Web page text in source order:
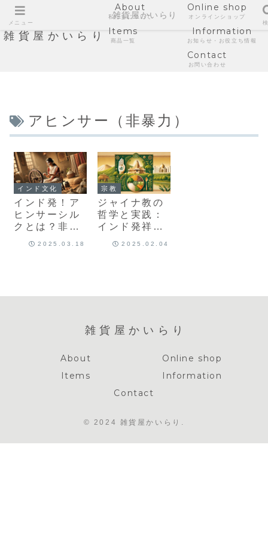
雑貨屋かいらり
About
私たちについて
Online shop
オンラインショップ
Items
商品一覧
Information
お知らせ・お役立ち情報
Contact
お問い合わせ
アヒンサー（非暴力）
インド文化
インド発！ア
ヒンサーシル
クとは？非暴
2025.03.18
宗教
ジャイナ教の
哲学と実践：
インド発祥の
2025.02.04
雑貨屋かいらり
About
Online shop
Items
Information
Contact
© 2024 雑貨屋かいらり.
メニュー
雑貨屋かいらり